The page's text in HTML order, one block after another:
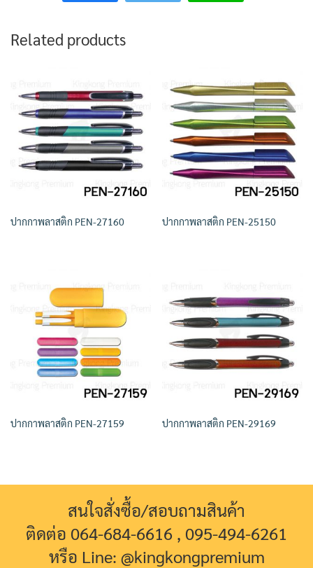
Related products
ปากกาพลาสติก PEN-27160 ปากกาพลาสติก PEN-25150
ปากกาพลาสติก PEN-27159 ปากกาพลาสติก PEN-29169
สนใจสั่งซื้อ/สอบถามสินค้า
ติดต่อ 064-684-6616 , 095-494-6261
หรือ Line: @kingkongpremium